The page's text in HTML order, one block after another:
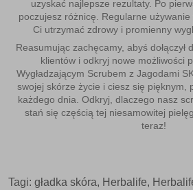
uzyskać najlepsze rezultaty. Po
poczujesz różnicę. Regularne
Ci utrzymać zdrowy i promienny
Reasumując zachęcamy, abyś dołączył
klientów i odkryj nowe możliwości
Wygładzającym Scrubem z Jagodami
swojej skórze życie i ciesz się pięknym,
każdego dnia. Odkryj, dlaczego nasz
stań się częścią tej niesamowitej
teraz!
Tagi: gładka skóra, Herbalife,